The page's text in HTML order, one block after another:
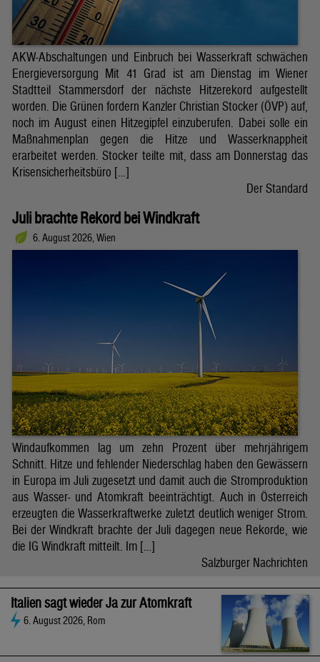
AKW-Abschaltungen und Einbruch bei Wasserkraft schwächen
Energieversorgung Mit 41 Grad ist am Dienstag im Wiener
Stadtteil Stammersdorf der nächste Hitzerekord aufgestellt
worden. Die Grünen fordern Kanzler Christian Stocker (ÖVP) auf,
noch im August einen Hitzegipfel einzuberufen. Dabei solle ein
Maßnahmenplan gegen die Hitze und Wasserknappheit
erarbeitet werden. Stocker teilte mit, dass am Donnerstag das
Krisensicherheitsbüro […]
Der Standard
Juli brachte Rekord bei Windkraft
6. August 2026, Wien
Windaufkommen lag um zehn Prozent über mehrjährigem
Schnitt. Hitze und fehlender Niederschlag haben den Gewässern
in Europa im Juli zugesetzt und damit auch die Stromproduktion
aus Wasser- und Atomkraft beeinträchtigt. Auch in Österreich
erzeugten die Wasserkraftwerke zuletzt deutlich weniger Strom.
Bei der Windkraft brachte der Juli dagegen neue Rekorde, wie
die IG Windkraft mitteilt. Im […]
Salzburger Nachrichten
Italien sagt wieder Ja zur Atomkraft
6. August 2026, Rom